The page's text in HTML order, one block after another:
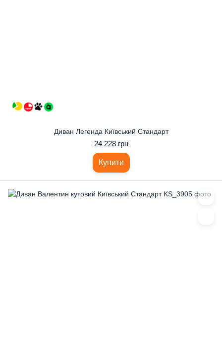
Диван Легенда Київський Стандарт
24 228 грн
Купити